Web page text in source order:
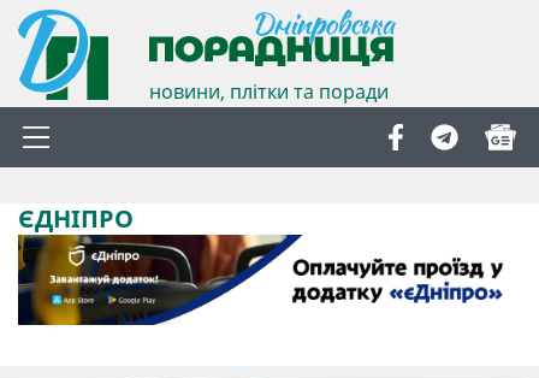
новини, плітки та поради
ЄДНІПРО